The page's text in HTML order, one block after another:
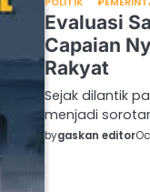
Evaluasi
Capaian
Rakyat
Sejak dilantik
menjadi
bygaskan editor